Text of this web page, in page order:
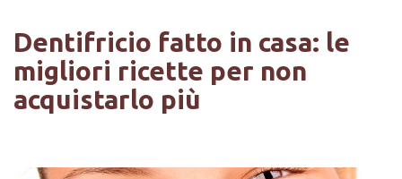
Dentifricio fatto in casa: le
migliori ricette per non
acquistarlo più